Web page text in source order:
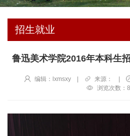
招生就业
鲁迅美术学院2016年本科生
编辑：lxmsxy | 来源： |
浏览次数：